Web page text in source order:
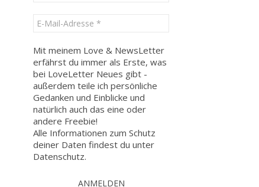
Mit meinem Love & NewsLetter
erfährst du immer als Erste, was
bei LoveLetter Neues gibt -
außerdem teile ich persönliche
Gedanken und Einblicke und
natürlich auch das eine oder
andere Freebie!
Alle Informationen zum Schutz
deiner Daten findest du unter
Datenschutz.